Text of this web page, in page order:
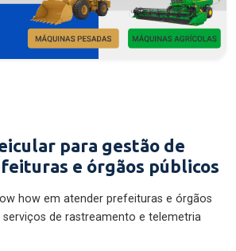
para gestão de
e órgãos públicos
how em atender prefeituras e órgãos
de rastreamento e telemetria